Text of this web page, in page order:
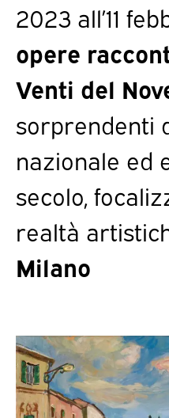
2023 all’11
opere
Venti del
sorprendenti
nazionale ed
secolo,
realtà
Milano